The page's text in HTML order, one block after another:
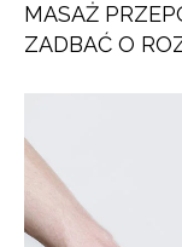
MASAŻ
ZADBAĆ O